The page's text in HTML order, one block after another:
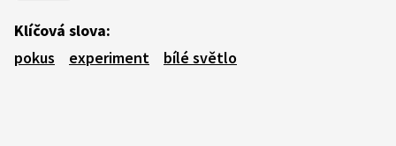
Klíčová slova:
pokus
experiment bílé světlo